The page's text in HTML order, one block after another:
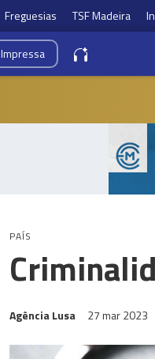
Freguesias TSF Madeira
Impressa
PAÍS
Agência Lusa 27 mar 2023